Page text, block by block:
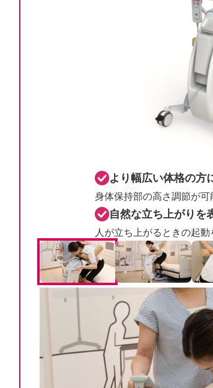
より幅広い体格の方
身体保持部の高さ調節が可
自然な立ち上がりを
人が立ち上がるときの起